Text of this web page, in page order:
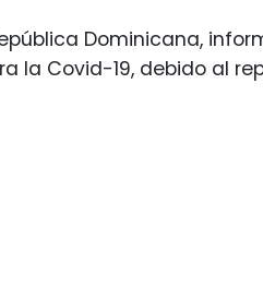
Dominicana,
la Covid-19, debido al